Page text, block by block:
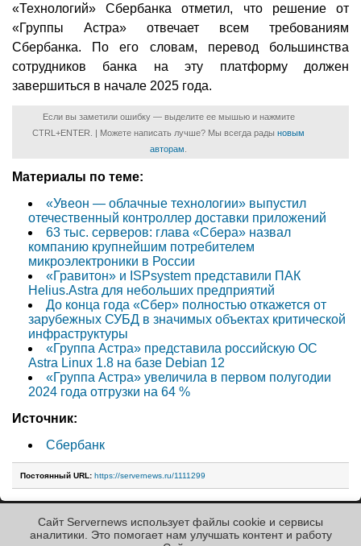
«Технологий» Сбербанка отметил, что решение от
«Группы Астра» отвечает всем требованиям
Сбербанка. По его словам, перевод большинства
сотрудников банка на эту платформу должен
завершиться в начале 2025 года.
Если вы заметили ошибку — выделите ее мышью и нажмите
CTRL+ENTER. | Можете написать лучше? Мы всегда рады новым
авторам
Материалы по теме:
«Увеон — облачные технологии» выпустил
отечественный контроллер доставки приложений
63 тыс. серверов: глава «Сбера» назвал
компанию крупнейшим потребителем
микроэлектроники в России
«Гравитон» и ISPsystem представили ПАК
Helius.Astra для небольших предприятий
До конца года «Сбер» полностью откажется от
зарубежных СУБД в значимых объектах критической
инфраструктуры
«Группа Астра» представила российскую ОС
Astra Linux 1.8 на базе Debian 12
«Группа Астра» увеличила в первом полугодии
2024 года отгрузки на 64 %
Источник:
Сбербанк
Постоянный URL: https://servernews.ru/1111299
« Назад к ленте
Сайт Servernews использует файлы cookie и сервисы
аналитики. Это помогает нам улучшать контент и работу